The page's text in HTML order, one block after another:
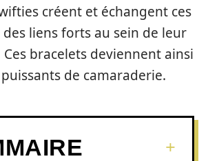
créent et échangent ces
liens forts au sein de leur
bracelets deviennent ainsi
de camaraderie.